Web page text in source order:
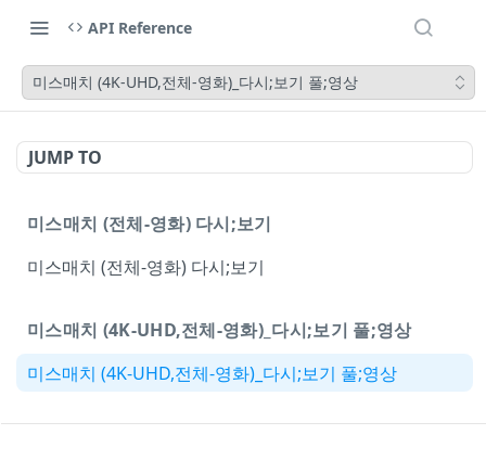
API Reference
미스매치 (4K-UHD,전체-영화)_다시;보기 풀;영상
JUMP TO
미스매치 (전체-영화) 다시;보기
미스매치 (전체-영화) 다시;보기
미스매치 (4K-UHD,전체-영화)_다시;보기 풀;영상
미스매치 (4K-UHD,전체-영화)_다시;보기 풀;영상